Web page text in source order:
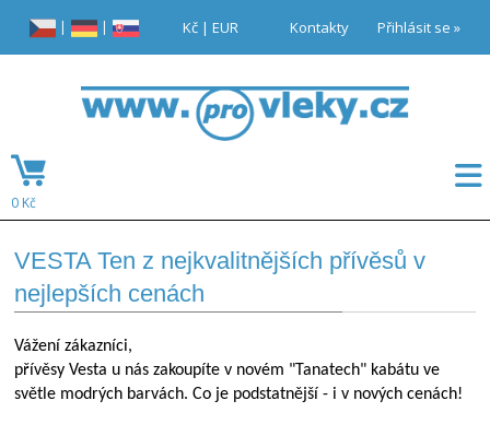
VESTA Ten z nejkvalitnějších přívěsů v
nejlepších cenách
Vážení zákazníci,
přívěsy Vesta u nás zakoupíte v novém "Tanatech" kabátu ve
světle modrých barvách. Co je podstatnější - i v nových cenách!
Přihlásit se »
Kontakty
Kč |EUR
| |
0 Kč